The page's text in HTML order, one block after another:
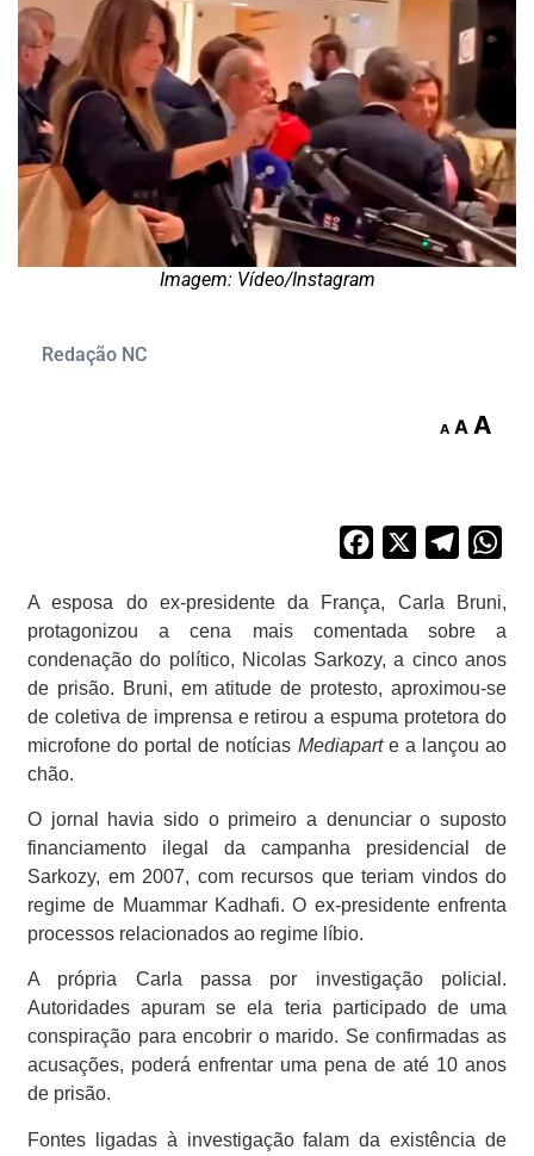
Imagem: Vídeo/Instagram
Redação NC
A A A
Facebook
A esposa do ex-presidente da França, Carla Bruni,
protagonizou a cena mais comentada sobre a
condenação do político, Nicolas Sarkozy, a cinco anos
de prisão. Bruni, em atitude de protesto, aproximou-se
de coletiva de imprensa e retirou a espuma protetora do
microfone do portal de notícias Mediapart e a lançou ao
chão.
O jornal havia sido o primeiro a denunciar o suposto
financiamento ilegal da campanha presidencial de
Sarkozy, em 2007, com recursos que teriam vindos do
regime de Muammar Kadhafi. O ex-presidente enfrenta
processos relacionados ao regime líbio.
A própria Carla passa por investigação policial.
Autoridades apuram se ela teria participado de uma
conspiração para encobrir o marido. Se confirmadas as
acusações, poderá enfrentar uma pena de até 10 anos
de prisão.
Fontes ligadas à investigação falam da existência de